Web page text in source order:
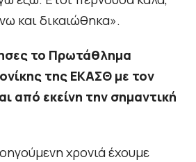
και δικαιώθηκα».
το Πρωτάθλημα
της ΕΚΑΣΘ με τον
από εκείνη την σημαντική
χρονιά έχουμε